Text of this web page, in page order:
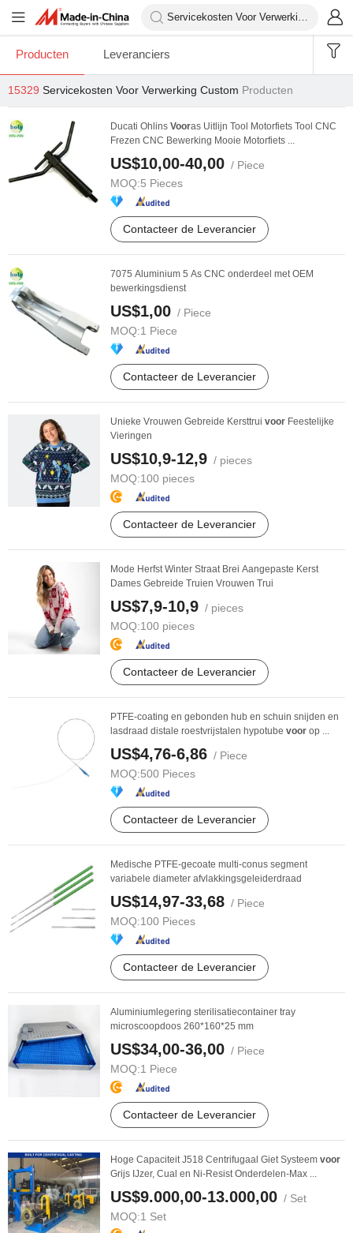
Producten Leveranciers
15329 Servicekosten Voor Verwerking Custom Producten
Ducati Ohlins Vooras Uitlijn Tool Motorfiets Tool CNC
Frezen CNC Bewerking Mooie Motorfiets ...
US$10,00-40,00 / Piece
MOQ:5 Pieces
Contacteer de Leverancier
7075 Aluminium 5 As CNC onderdeel met OEM
bewerkingsdienst
US$1,00 / Piece
MOQ:1 Piece
Contacteer de Leverancier
Unieke Vrouwen Gebreide Kersttrui voor Feestelijke
Vieringen
US$10,9-12,9 / pieces
MOQ:100 pieces
Contacteer de Leverancier
Mode Herfst Winter Straat Brei Aangepaste Kerst
Dames Gebreide Truien Vrouwen Trui
US$7,9-10,9 / pieces
MOQ:100 pieces
Contacteer de Leverancier
PTFE-coating en gebonden hub en schuin snijden en
lasdraad distale roestvrijstalen hypotube voor op ...
US$4,76-6,86 / Piece
MOQ:500 Pieces
Contacteer de Leverancier
Medische PTFE-gecoate multi-conus segment
variabele diameter afvlakkingsgeleiderdraad
US$14,97-33,68 / Piece
MOQ:100 Pieces
Contacteer de Leverancier
Aluminiumlegering sterilisatiecontainer tray
microscoopdoos 260*160*25 mm
US$34,00-36,00 / Piece
MOQ:1 Piece
Contacteer de Leverancier
Hoge Capaciteit J518 Centrifugaal Giet Systeem voor
Grijs IJzer, Cual en Ni-Resist Onderdelen-Max ...
US$9.000,00-13.000,00 / Set
MOQ:1 Set